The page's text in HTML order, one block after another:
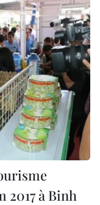
2017 à Binh